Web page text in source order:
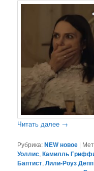
Читать далее →
Рубрика:NEW новое |
Уоллис,Камилль
Баптист,Лили-Роуз Депп